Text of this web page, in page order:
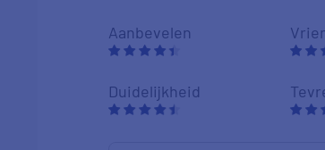
Aanbevelen
Duidelijkheid